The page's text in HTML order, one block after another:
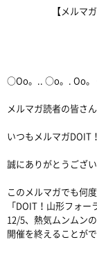
【メルマガDOIT
○Oo。.. ○o。. Oo。
メルマガ読者の皆さ
いつもメルマガDOIT
誠にありがとうござい
このメルマガでも何
「DOIT！山形フォー
12/5、熱気ムンムンの
開催を終えることがで